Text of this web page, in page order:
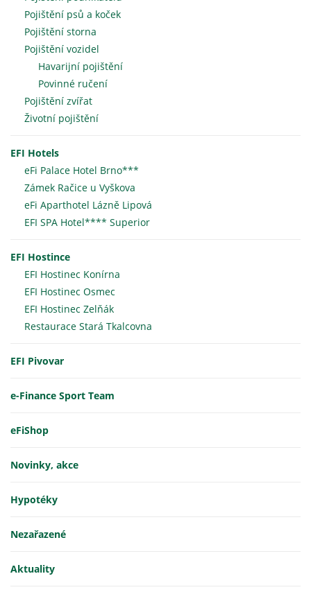
Pojištění psů a koček
Pojištění storna
Pojištění vozidel
Havarijní pojištění
Povinné ručení
Pojištění zvířat
Životní pojištění
EFI Hotels
eFi Palace Hotel Brno***
Zámek Račice u Vyškova
eFi Aparthotel Lázně Lipová
EFI SPA Hotel**** Superior
EFI Hostince
EFI Hostinec Konírna
EFI Hostinec Osmec
EFI Hostinec Zelňák
Restaurace Stará Tkalcovna
EFI Pivovar
e-Finance Sport Team
eFiShop
Novinky, akce
Hypotéky
Nezařazené
Aktuality